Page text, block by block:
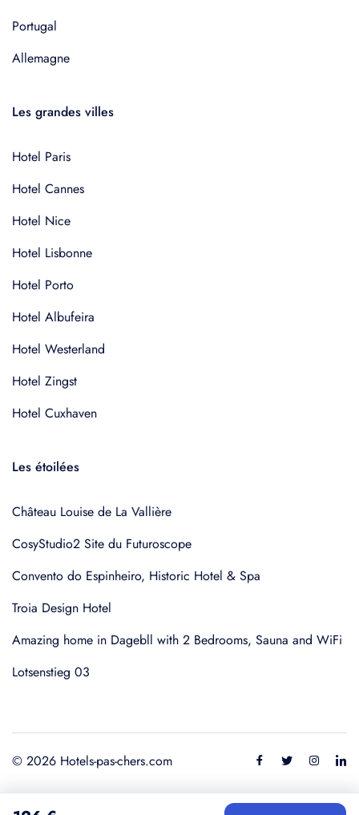
Portugal
Allemagne
Les grandes villes
Hotel Paris
Hotel Cannes
Hotel Nice
Hotel Lisbonne
Hotel Porto
Hotel Albufeira
Hotel Westerland
Hotel Zingst
Hotel Cuxhaven
Les étoilées
Château Louise de La Vallière
CosyStudio2 Site du Futuroscope
Convento do Espinheiro, Historic Hotel & Spa
Troia Design Hotel
Amazing home in Dagebll with 2 Bedrooms, Sauna and WiFi
Lotsenstieg 03
© 2026 Hotels-pas-chers.com